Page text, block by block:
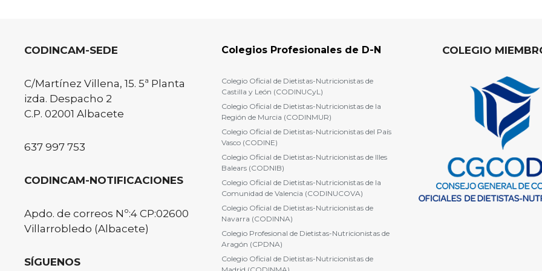
CODINCAM-SEDE
C/Martínez Villena, 15. 5ª Planta
izda. Despacho 2
C.P. 02001 Albacete
637 997 753
CODINCAM-NOTIFICACIONES
Apdo. de correos Nº:4 CP:02600
Villarrobledo (Albacete)
SÍGUENOS
Colegios Profesionales de D-N
Colegio Oficial de Dietistas-Nutricionistas de
Castilla y León (CODINUCyL)
Colegio Oficial de Dietistas-Nutricionistas de la
Región de Murcia (CODINMUR)
Colegio Oficial de Dietistas-Nutricionistas del País
Vasco (CODINE)
Colegio Oficial de Dietistas-Nutricionistas de Illes
Balears (CODNIB)
Colegio Oficial de Dietistas-Nutricionistas de la
Comunidad de Valencia (CODINUCOVA)
Colegio Oficial de Dietistas-Nutricionistas de
Navarra (CODINNA)
Colegio Profesional de Dietistas-Nutricionistas de
Aragón (CPDNA)
Colegio Oficial de Dietistas-Nutricionistas de
Madrid (CODINMA)
COLEGIO